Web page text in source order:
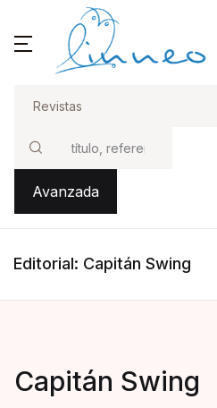
Buscar
Avanzada
Editorial: Capitán Swing
Capitán Swing